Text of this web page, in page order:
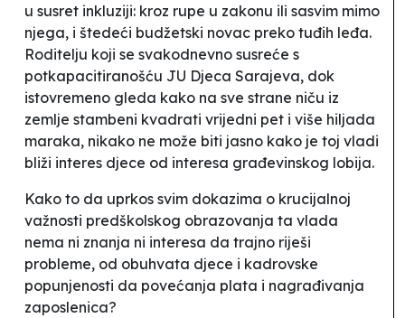
u susret inkluziji: kroz rupe u zakonu ili sasvim mimo
njega, i štedeći budžetski novac preko tuđih leđa.
Roditelju koji se svakodnevno susreće s
potkapacitiranošću JU Djeca Sarajeva, dok
istovremeno gleda kako na sve strane niču iz
zemlje stambeni kvadrati vrijedni pet i više hiljada
maraka, nikako ne može biti jasno kako je toj vladi
bliži interes djece od interesa građevinskog lobija.
Kako to da uprkos svim dokazima o krucijalnoj
važnosti predškolskog obrazovanja ta vlada
nema ni znanja ni interesa da trajno riješi
probleme, od obuhvata djece i kadrovske
popunjenosti da povećanja plata i nagrađivanja
zaposlenica?